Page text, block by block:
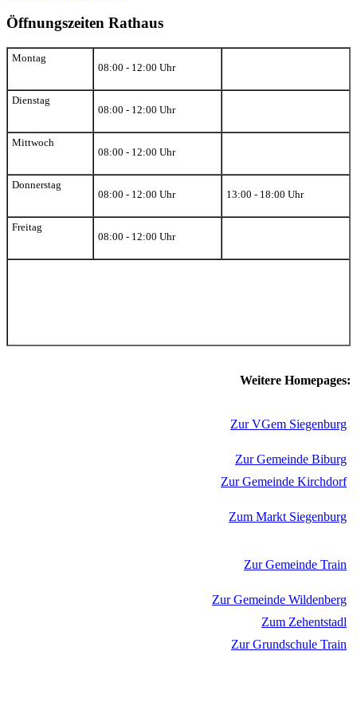
Öffnungszeiten Rathaus
Montag
08:00 - 12:00 Uhr
Dienstag
08:00 - 12:00 Uhr
Mittwoch
08:00 - 12:00 Uhr
Donnerstag
08:00 - 12:00 Uhr
13:00 - 18:00 Uhr
Freitag
08:00 - 12:00 Uhr
Weitere Homepages:
Zur VGem Siegenburg
Zur Gemeinde Biburg
Zur Gemeinde Kirchdorf
Zum Markt Siegenburg
Zur Gemeinde Train
Zur Gemeinde Wildenberg
Zum Zehentstadl
Zur Grundschule Train